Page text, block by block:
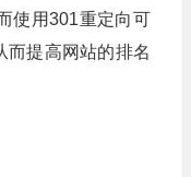
使用301重定向可
而提高网站的排名